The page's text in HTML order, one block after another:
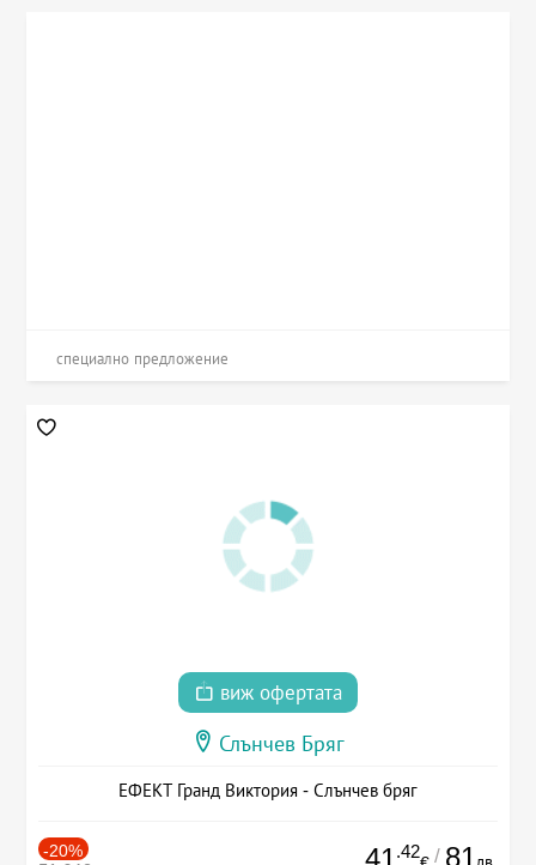
специално предложение
виж офертата
Слънчев Бряг
ЕФЕКТ Гранд Виктория - Слънчев бряг
-20% 41 .42 / 81